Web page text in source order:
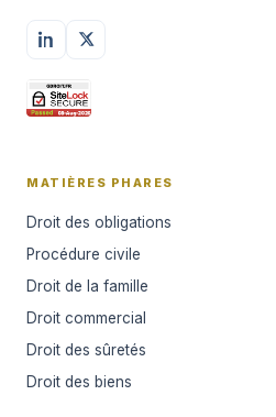
MATIÈRES PHARES
Droit des obligations
Procédure civile
Droit de la famille
Droit commercial
Droit des sûretés
Droit des biens